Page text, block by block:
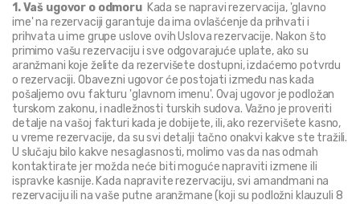
1. Vaš ugovor o odmoru Kada se napravi rezervacija, 'glavno
ime' na rezervaciji garantuje da ima ovlašćenje da prihvati i
prihvata u ime grupe uslove ovih Uslova rezervacije. Nakon što
primimo vašu rezervaciju i sve odgovarajuće uplate, ako su
aranžmani koje želite da rezervišete dostupni, izdaćemo potvrdu
o rezervaciji. Obavezni ugovor će postojati između nas kada
pošaljemo ovu fakturu 'glavnom imenu'. Ovaj ugovor je podložan
turskom zakonu, i nadležnosti turskih sudova. Važno je proveriti
detalje na vašoj fakturi kada je dobijete, ili, ako rezervišete kasno,
u vreme rezervacije, da su svi detalji tačno onakvi kakve ste tražili.
U slučaju bilo kakve nesaglasnosti, molimo vas da nas odmah
kontaktirate jer možda neće biti moguće napraviti izmene ili
ispravke kasnije. Kada napravite rezervaciju, svi amandmani na
rezervaciju ili na vaše putne aranžmane (koji su podložni klauzuli 8